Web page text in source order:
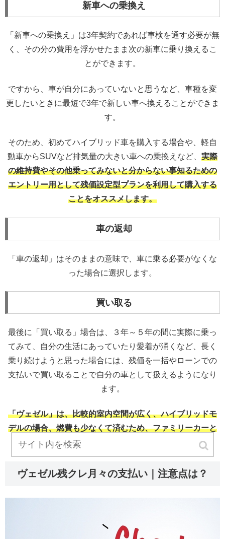
新車への乗換え
「新車への乗換え」は3年契約であれば車検を通す必要が無
く、その分の費用を浮かせたまま次の新車に乗り換えるこ
とができます。
ですから、車が自分にあっていないと思うなど、車種を変
更したいときに最短で3年で新しい車へ換えることができま
す。
そのため、初めてハイブリッド車を購入する場合や、軽自
動車からSUVなど排気量の大きい車への乗換えなど、 実際
の維持費やその他乗ってみないと分からない事知るための
エントリー用として残価設定型プランを利用して購入する
ことをオススメします。
車の返却
「車の返却」はそのままの意味で、車に乗る必要がなくな
った場合に選択します。
買い取る
最後に「買い取る」場合は、３年～５年の間に実際に乗っ
てみて、自分の生活にあっていたり愛着が涌くなど、長く
乗り続けようと思った場合には、残価を一括やローンでの
支払いで買い取ることで自分の車として扱えるようになり
ます。
「ヴェゼル」は、比較的室内空間が広く、ハイブリッドモ
デルの場合、燃費も少なくて済むため、ファミリーカーと
して長く乗り続けるのに適しています。
ヴェゼル残クレ月々の支払い｜注意点は？